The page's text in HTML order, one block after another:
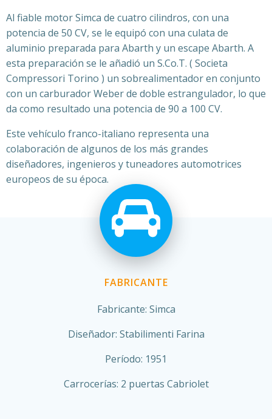
Al fiable motor Simca de cuatro cilindros, con una
potencia de 50 CV, se le equipó con una culata de
aluminio preparada para Abarth y un escape Abarth. A
esta preparación se le añadió un S.Co.T. ( Societa
Compressori Torino ) un sobrealimentador en conjunto
con un carburador Weber de doble estrangulador, lo que
da como resultado una potencia de 90 a 100 CV.
Este vehículo franco-italiano representa una
colaboración de algunos de los más grandes
diseñadores, ingenieros y tuneadores automotrices
europeos de su época.
FABRICANTE
Fabricante: Simca
Diseñador: Stabilimenti Farina
Período: 1951
Carrocerías: 2 puertas Cabriolet